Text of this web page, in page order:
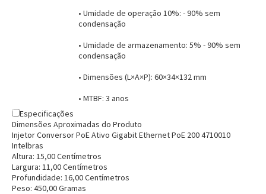
• Umidade de operação 10%: - 90% sem
condensação
• Umidade de armazenamento: 5% - 90% sem
condensação
• Dimensões (L×A×P): 60×34×132 mm
• MTBF: 3 anos
Especificações
Dimensões Aproximadas do Produto
Injetor Conversor PoE Ativo Gigabit Ethernet PoE 200 4710010
Intelbras
Altura: 15,00Centímetros
Largura: 11,00Centímetros
Profundidade: 16,00Centímetros
Peso: 450,00Gramas